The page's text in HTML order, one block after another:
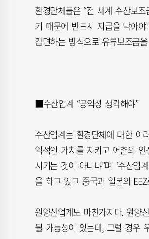
환경단체들은 “전 세계 수산보
기 때문에 반드시 지급을 막아
감면하는 방식으로 유류보조금
■수산업계 “공익성 생각해야”
수산업계는 환경단체에 대한 이
익적인 가치를 지키고 어촌의
시키는 것이 아니냐”며 “수산업
을 하고 있고 중국과 일본의
원양산업계도 마찬가지다. 원양
될 가능성이 있는데, 그럴 경우